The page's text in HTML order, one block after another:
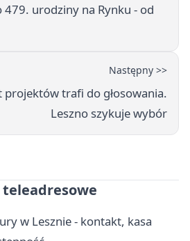
479. urodziny na Rynku - od
Następny >>
projektów trafi do głosowania.
Leszno szykuje wybór
w Lesznie - kontakt, kasa